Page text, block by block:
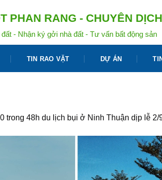
PHAN RANG - CHUYÊN
đất - Nhận ký gởi nhà đất - Tư vấn bất động sản
TIN RAO VẶT DỰ ÁN
trong 48h du lịch bụi ở Ninh Thuận dịp lễ 2/